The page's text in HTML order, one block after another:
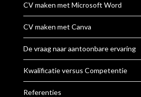
CV maken met Microsoft Word
CV maken met Canva
De vraag naar aantoonbare ervaring
Kwalificatie versus Competentie
Referenties